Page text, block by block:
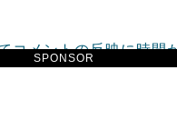
SPONSOR
コメントの反映に時間